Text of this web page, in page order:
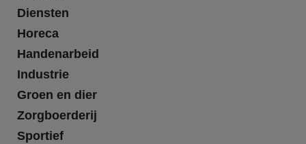
Diensten
Horeca
Handenarbeid
Industrie
Groen en dier
Zorgboerderij
Sportief